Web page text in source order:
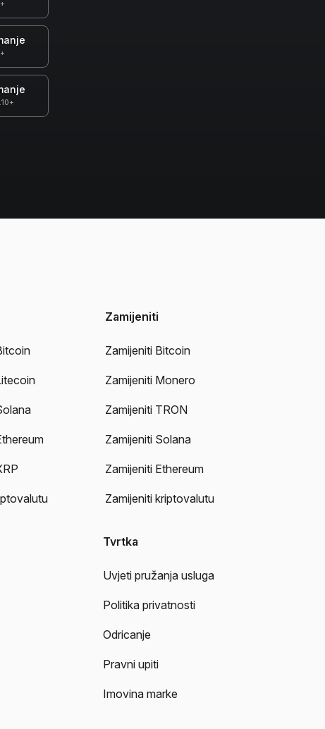
Zamijeniti
Zamijeniti Bitcoin
Zamijeniti Monero
Zamijeniti TRON
Zamijeniti Solana
Zamijeniti Ethereum
Zamijeniti kriptovalutu
Tvrtka
Uvjeti pružanja usluga
Politika privatnosti
Odricanje
Pravni upiti
Imovina marke